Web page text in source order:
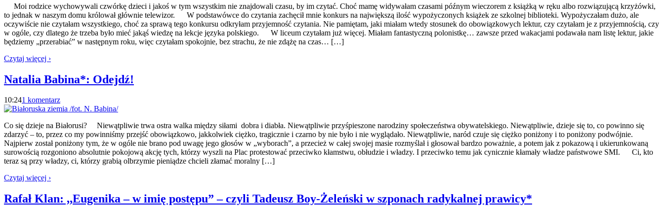
Moi rodzice wychowywali czwórkę dzieci i jakoś w tym wszystkim nie znajdowali czasu, by im czytać. Choć mamę widywałam czasami późnym wieczorem z książką w ręku albo rozwiązującą krzyżówki,
to jednak w naszym domu królował głównie telewizor. W podstawówce do czytania zachęcił mnie konkurs na największą ilość wypożyczonych książek ze szkolnej biblioteki. Wypożyczałam dużo, ale
oczywiście nie czytałam wszystkiego, choć za sprawą tego konkursu odkryłam przyjemność czytania. Nie pamiętam, jaki miałam wtedy stosunek do obowiązkowych lektur, czy czytałam je z przyjemnością, czy
w ogóle, czy dlatego że trzeba było mieć jakąś wiedzę na lekcje języka polskiego. W liceum czytałam już więcej. Miałam fantastyczną polonistkę… zawsze przed wakacjami podawała nam listę lektur, jakie
będziemy „przerabiać” w następnym roku, więc czytałam spokojnie, bez strachu, że nie zdążę na czas… […]
Czytaj więcej ›
Natalia Babina*: Odejdź!
10:241 komentarz
Co się dzieje na Białorusi? Niewątpliwie trwa ostra walka między siłami dobra i diabła. Niewątpliwie przyśpieszone narodziny społeczeństwa obywatelskiego. Niewątpliwie, dzieje się to, co powinno się
zdarzyć – to, przez co my powinniśmy przejść obowiązkowo, jakkolwiek ciężko, tragicznie i czarno by nie było i nie wyglądało. Niewątpliwie, naród czuje się ciężko poniżony i to poniżony podwójnie.
Najpierw został poniżony tym, że w ogóle nie brano pod uwagę jego głosów w „wyborach”, a przecież w całej swojej masie rozmyślał i głosował bardzo poważnie, a potem jak z pokazową i ukierunkowaną
surowością rozgoniono absolutnie pokojową akcję tych, którzy wyszli na Plac protestować przeciwko kłamstwu, obłudzie i władzy. I przeciwko temu jak cynicznie kłamały władze państwowe SMI. Ci, kto
teraz są przy władzy, ci, którzy grabią olbrzymie pieniądze chcieli złamać moralny […]
Czytaj więcej ›
Rafał Klan: ,,Eugenika – w imię postępu” – czyli Tadeusz Boy-Żeleński w szponach radykalnej prawicy*